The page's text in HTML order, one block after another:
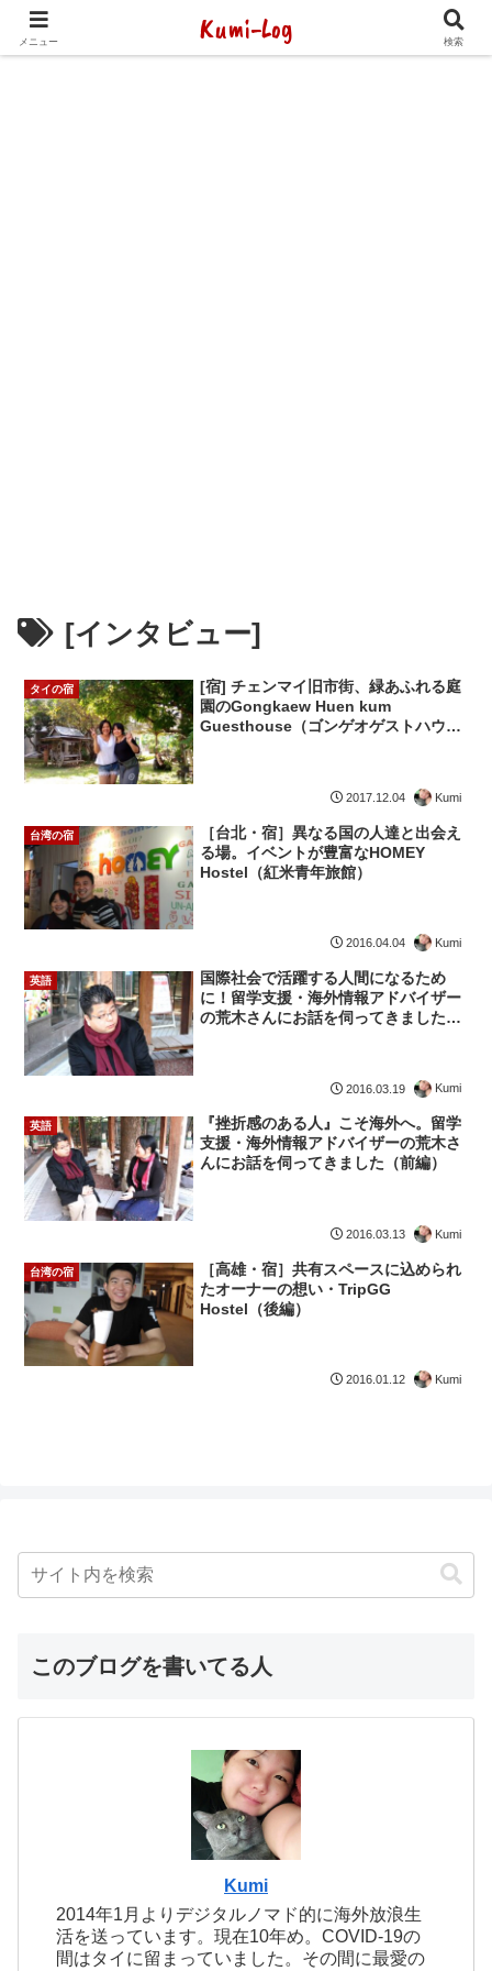
2014年1月から海外放浪（デジタルノマド）してます
[インタビュー]
タイの宿
[宿] チェンマイ旧市街、緑あふれる庭
園のGongkaew Huen kum
Guesthouse（ゴンゲオゲストハウ
2017.12.04 Kumi
台湾の宿
［台北・宿］異なる国の人達と出会え
る場。イベントが豊富なHOMEY
Hostel（紅米青年旅館）
2016.04.04 Kumi
英語
国際社会で活躍する人間になるため
に！留学支援・海外情報アドバイザー
の荒木さんにお話を伺ってきました
2016.03.19 Kumi
英語
『挫折感のある人』こそ海外へ。留学
支援・海外情報アドバイザーの荒木さ
んにお話を伺ってきました（前編）
2016.03.13 Kumi
台湾の宿
［高雄・宿］共有スペースに込められ
たオーナーの想い・TripGG
Hostel（後編）
2016.01.12 Kumi
このブログを書いてる人
Kumi
2014年1月よりデジタルノマド的に海外放浪生
活を送っています。現在10年め。COVID-19の
間はタイに留まっていました。その間に最愛の
メニュー Kumi-Log 検索